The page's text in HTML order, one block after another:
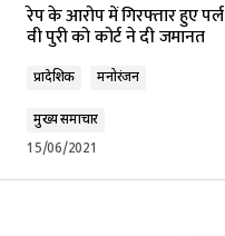
रेप के आरोप में गिरफ्तार हुए पर्ल
वी पुरी को कोर्ट ने दी जमानत
प्रादेशिक मनोरंजन
मुख्य समाचार
15/06/2021